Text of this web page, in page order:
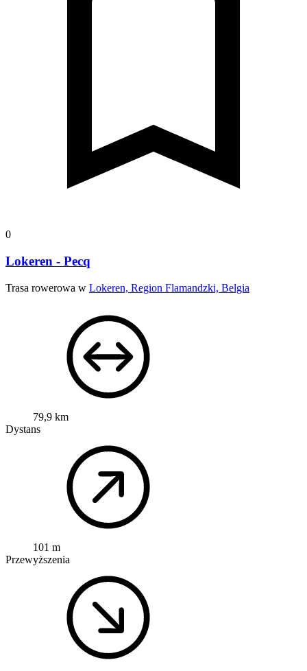
0
Lokeren - Pecq
Trasa rowerowa w Lokeren, Region Flamandzki, Belgia
79,9 km
Dystans
101 m
Przewyższenia